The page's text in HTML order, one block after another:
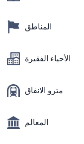
المناطق
الأحياء الفقيرة
مترو الانفاق
المعالم